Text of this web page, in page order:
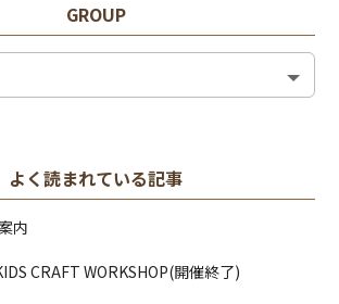
GROUP
よく読まれている記事
内
CRAFT WORKSHOP(開催終了)